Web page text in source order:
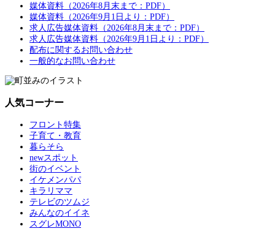
媒体資料（2026年8月末まで：PDF）
媒体資料（2026年9月1日より：PDF）
求人広告媒体資料（2026年8月末まで：PDF）
求人広告媒体資料（2026年9月1日より：PDF）
配布に関するお問い合わせ
一般的なお問い合わせ
人気コーナー
フロント特集
子育て・教育
暮らそら
newスポット
街のイベント
イケメンパパ
キラリママ
テレビのツムジ
みんなのイイネ
スグレMONO